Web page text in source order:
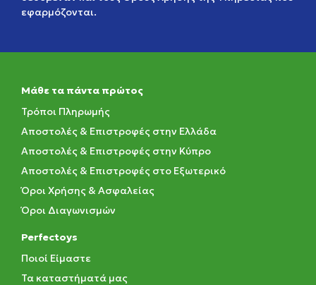
εφαρμόζονται.
Μάθε τα πάντα πρώτος
Τρόποι Πληρωμής
Αποστολές & Επιστροφές στην Ελλάδα
Αποστολές & Επιστροφές στην Κύπρο
Αποστολές & Επιστροφές στο Εξωτερικό
Όροι Χρήσης & Ασφαλείας
Όροι Διαγωνισμών
Perfectoys
Ποιοί Είμαστε
Τα καταστήματά μας